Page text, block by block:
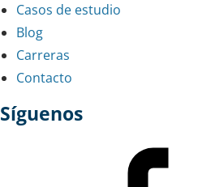
Casos de estudio
Blog
Carreras
Contacto
Síguenos